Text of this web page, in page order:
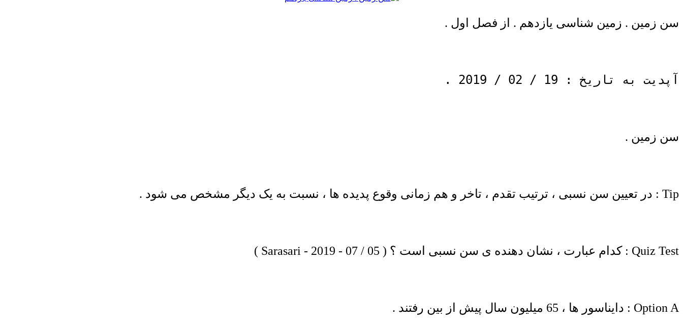
سن زمین . زمین شناسی یازدهم . از فصل اول .
آپدیت به تاریخ : 19 / 02 / 2019 .
سن زمین .
Tip : در تعیین سن نسبی ، ترتیب تقدم ، تاخر و هم زمانی وقوع پدیده ها ، نسبت به یک دیگر مشخص می شود .
Quiz Test : کدام عبارت ، نشان دهنده ی سن نسبی است ؟ ( Sarasari - 2019 - 07 / 05 )
Option A : دایناسور ها ، 65 میلیون سال پیش از بین رفتند .